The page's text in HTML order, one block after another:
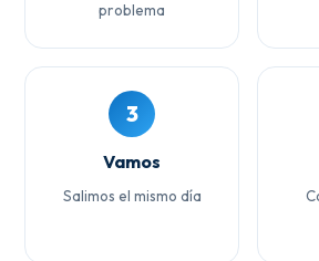
problema
3
Vamos
Salimos el mismo día